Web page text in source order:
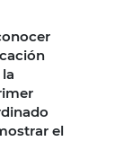
el